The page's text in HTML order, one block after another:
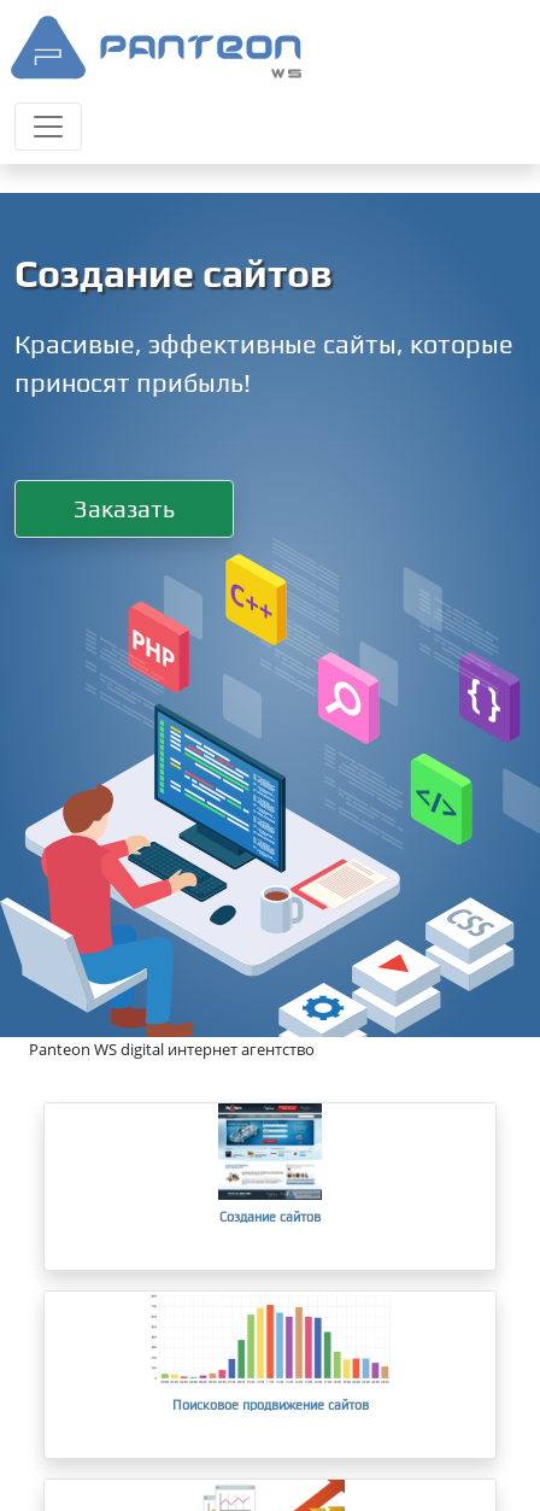
Создание сайтов
Красивые, эффективные сайты, которые
приносят прибыль!
Заказать
Panteon WS digital интернет агентство
Создание сайтов
Поисковое продвижение сайтов